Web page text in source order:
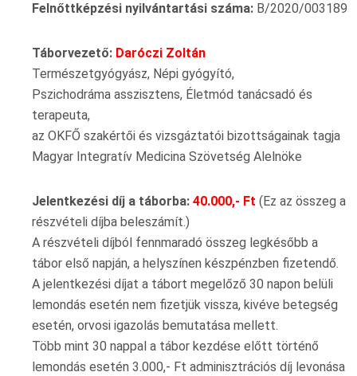
Felnőttképzési nyilvántartási száma: B/2020/003189
Táborvezető: Daróczi Zoltán
Természetgyógyász, Népi gyógyító,
Pszichodráma asszisztens, Életmód tanácsadó és
terapeuta,
az OKFŐ szakértői és vizsgáztatói bizottságainak tagja
Magyar Integratív Medicina Szövetség Alelnöke
Jelentkezési díj a táborba: 40.000,- Ft (Ez az összeg a
részvételi díjba beleszámít.)
A részvételi díjból fennmaradó összeg legkésőbb a
tábor első napján, a helyszínen készpénzben fizetendő.
A jelentkezési díjat a tábort megelőző 30 napon belüli
lemondás esetén nem fizetjük vissza, kivéve betegség
esetén, orvosi igazolás bemutatása mellett.
Több mint 30 nappal a tábor kezdése előtt történő
lemondás esetén 3.000,- Ft adminisztrációs díj levonása